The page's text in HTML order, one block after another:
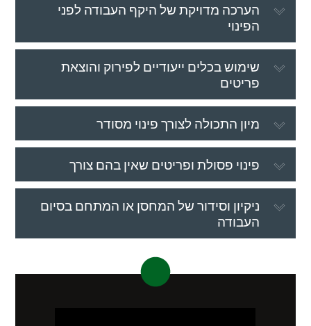
הערכה מדויקת של היקף העבודה לפני
הפינוי
שימוש בכלים ייעודיים לפירוק והוצאת
פריטים
מיון התכולה לצורך פינוי מסודר
פינוי פסולת ופריטים שאין בהם צורך
ניקיון וסידור של המחסן או המתחם בסיום
העבודה